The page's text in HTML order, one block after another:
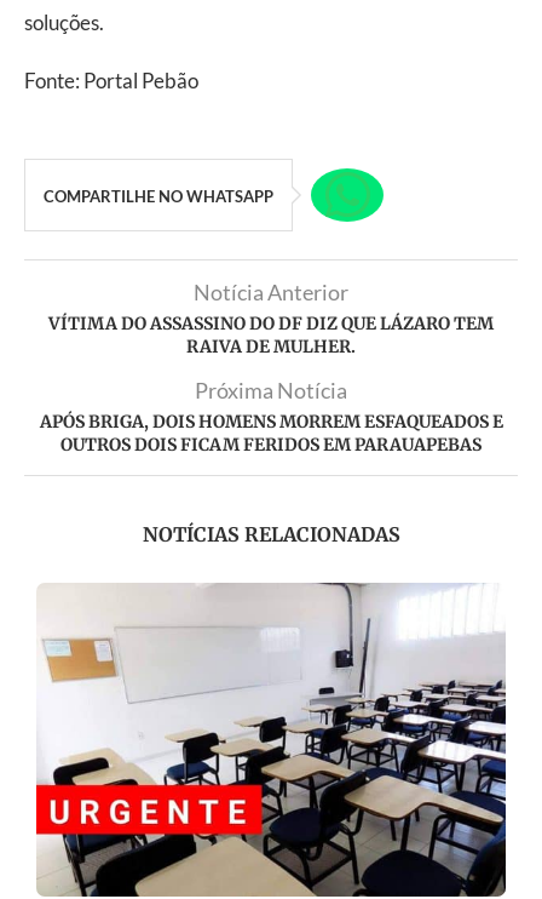
soluções.
Fonte: Portal Pebão
COMPARTILHE NO WHATSAPP
Notícia Anterior
VÍTIMA DO ASSASSINO DO DF DIZ QUE LÁZARO TEM
RAIVA DE MULHER.
Próxima Notícia
APÓS BRIGA, DOIS HOMENS MORREM ESFAQUEADOS E
OUTROS DOIS FICAM FERIDOS EM PARAUAPEBAS
NOTÍCIAS RELACIONADAS